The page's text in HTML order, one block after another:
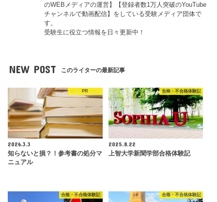
のWEBメディアの運営】【登録者数1万人突破のYouTube
チャンネルで動画配信】をしている受験メディア団体で
す。
受験生に役立つ情報を日々更新中！
NEW POST このライターの最新記事
PR
2026.3.3
知らないと損？！参考書の処分マ
ニュアル
合格・不合格体験記
2025.8.22
上智大学新聞学部合格体験記
合格・不合格体験記 合格・不合格体験記